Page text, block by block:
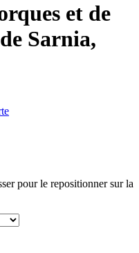
et de
Sarnia,
pour le repositionner sur la